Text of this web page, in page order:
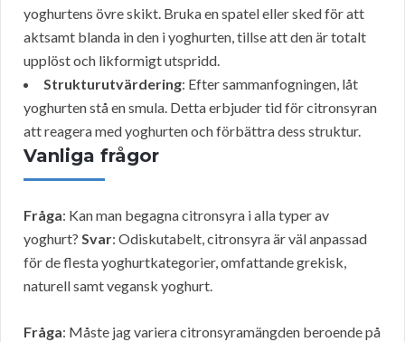
yoghurtens övre skikt. Bruka en spatel eller sked för att
aktsamt blanda in den i yoghurten, tillse att den är totalt
upplöst och likformigt utspridd.
Strukturutvärdering: Efter sammanfogningen, låt
yoghurten stå en smula. Detta erbjuder tid för citronsyran
att reagera med yoghurten och förbättra dess struktur.
Vanliga frågor
Fråga: Kan man begagna citronsyra i alla typer av
yoghurt? Svar: Odiskutabelt, citronsyra är väl anpassad
för de flesta yoghurtkategorier, omfattande grekisk,
naturell samt vegansk yoghurt.
Fråga: Måste jag variera citronsyramängden beroende på